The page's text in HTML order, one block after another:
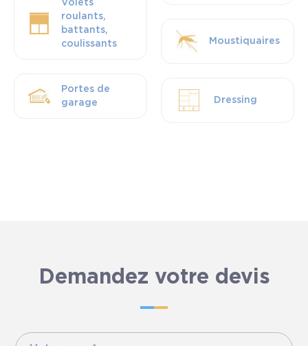
Volets
roulants,
battants,
coulissants
Portes de
garage
Moustiquaires
Dressing
Demandez votre devis